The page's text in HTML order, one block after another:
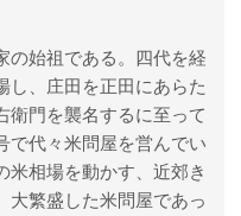
の始祖である。四代を経
し、庄田を正田にあらた
衛門を襲名するに至って
で代々米問屋を営んでい
米相場を動かす、近郊き
大繁盛した米問屋であっ